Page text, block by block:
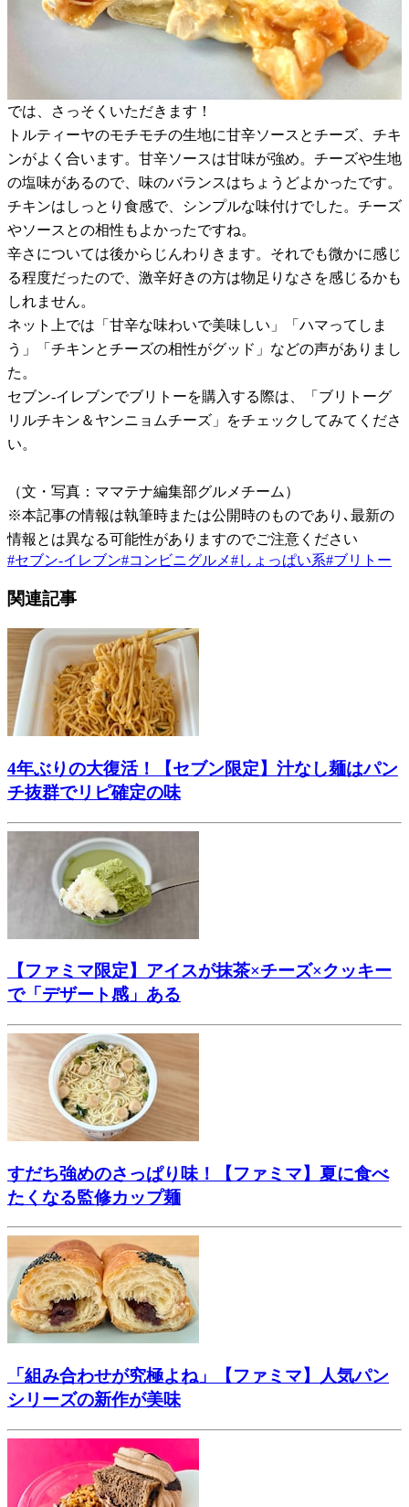
では、さっそくいただきます！
トルティーヤのモチモチの生地に甘辛ソースとチーズ、チキ
ンがよく合います。甘辛ソースは甘味が強め。チーズや生地
の塩味があるので、味のバランスはちょうどよかったです。
チキンはしっとり食感で、シンプルな味付けでした。チーズ
やソースとの相性もよかったですね。
辛さについては後からじんわりきます。それでも微かに感じ
る程度だったので、激辛好きの方は物足りなさを感じるかも
しれません。
ネット上では「甘辛な味わいで美味しい」「ハマってしま
う」「チキンとチーズの相性がグッド」などの声がありまし
た。
セブン-イレブンでブリトーを購入する際は、「ブリトーグ
リルチキン＆ヤンニョムチーズ」をチェックしてみてくださ
い。
（文・写真：ママテナ編集部グルメチーム）
※本記事の情報は執筆時または公開時のものであり､最新の
情報とは異なる可能性がありますのでご注意ください
#セブン-イレブン#コンビニグルメ#しょっぱい系#ブリトー
関連記事
4年ぶりの大復活！【セブン限定】汁なし麺はパン
チ抜群でリピ確定の味
【ファミマ限定】アイスが抹茶×チーズ×クッキー
で「デザート感」ある
すだち強めのさっぱり味！【ファミマ】夏に食べ
たくなる監修カップ麺
「組み合わせが究極よね」【ファミマ】人気パン
シリーズの新作が美味